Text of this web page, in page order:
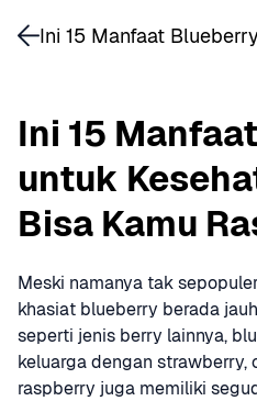
Ini 15
untuk
Bisa Kamu
Meski namanya tak
khasiat blueberry berada
seperti jenis berry lainnya,
keluarga dengan strawberry,
raspberry juga memiliki